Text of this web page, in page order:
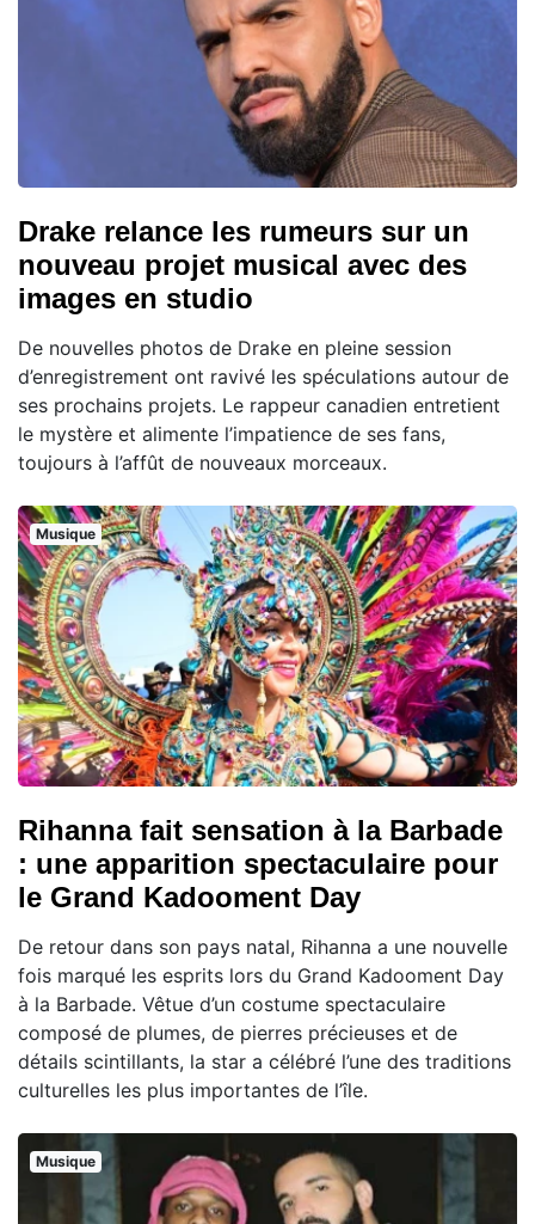
Drake relance les rumeurs sur un
nouveau projet musical avec des
images en studio
De nouvelles photos de Drake en pleine session
d’enregistrement ont ravivé les spéculations autour de
ses prochains projets. Le rappeur canadien entretient
le mystère et alimente l’impatience de ses fans,
toujours à l’affût de nouveaux morceaux.
Musique
Rihanna fait sensation à la Barbade
: une apparition spectaculaire pour
le Grand Kadooment Day
De retour dans son pays natal, Rihanna a une nouvelle
fois marqué les esprits lors du Grand Kadooment Day
à la Barbade. Vêtue d’un costume spectaculaire
composé de plumes, de pierres précieuses et de
détails scintillants, la star a célébré l’une des traditions
culturelles les plus importantes de l’île.
Musique